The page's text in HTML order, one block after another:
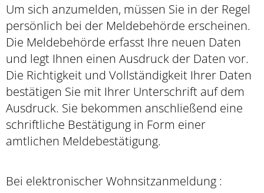
Um sich anzumelden, müssen Sie in der Regel
persönlich bei der Meldebehörde erscheinen.
Die Meldebehörde erfasst Ihre neuen Daten
und legt Ihnen einen Ausdruck der Daten vor.
Die Richtigkeit und Vollständigkeit Ihrer Daten
bestätigen Sie mit Ihrer Unterschrift auf dem
Ausdruck. Sie bekommen anschließend eine
schriftliche Bestätigung in Form einer
amtlichen Meldebestätigung.
Bei elektronischer Wohnsitzanmeldung :